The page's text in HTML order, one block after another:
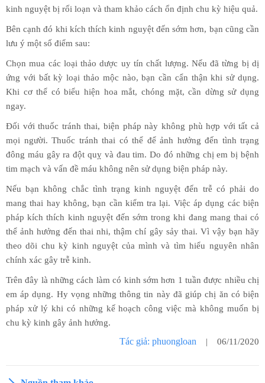
kinh nguyệt bị rối loạn và tham khảo cách ổn định chu kỳ hiệu quả.
Bên cạnh đó khi kích thích kinh nguyệt đến sớm hơn, bạn cũng cần
lưu ý một số điểm sau:
Chọn mua các loại thảo dược uy tín chất lượng. Nếu đã từng bị dị
ứng với bất kỳ loại thảo mộc nào, bạn cần cẩn thận khi sử dụng.
Khi cơ thể có biểu hiện hoa mắt, chóng mặt, cần dừng sử dụng
ngay.
Đối với thuốc tránh thai, biện pháp này không phù hợp với tất cả
mọi người. Thuốc tránh thai có thể để ảnh hưởng đến tình trạng
đông máu gây ra đột quỵ và đau tim. Do đó những chị em bị bệnh
tim mạch và vấn đề máu không nên sử dụng biện pháp này.
Nếu bạn không chắc tình trạng kinh nguyệt đến trễ có phải do
mang thai hay không, bạn cần kiểm tra lại. Việc áp dụng các biện
pháp kích thích kinh nguyệt đến sớm trong khi đang mang thai có
thể ảnh hưởng đến thai nhi, thậm chí gây sảy thai. Vì vậy bạn hãy
theo dõi chu kỳ kinh nguyệt của mình và tìm hiểu nguyên nhân
chính xác gây trễ kinh.
Trên đây là những cách làm có kinh sớm hơn 1 tuần được nhiều chị
em áp dụng. Hy vọng những thông tin này đã giúp chị ăn có biện
pháp xử lý khi có những kế hoạch công việc mà không muốn bị
chu kỳ kinh gây ảnh hưởng.
Tác giả: phuongloan | 06/11/2020